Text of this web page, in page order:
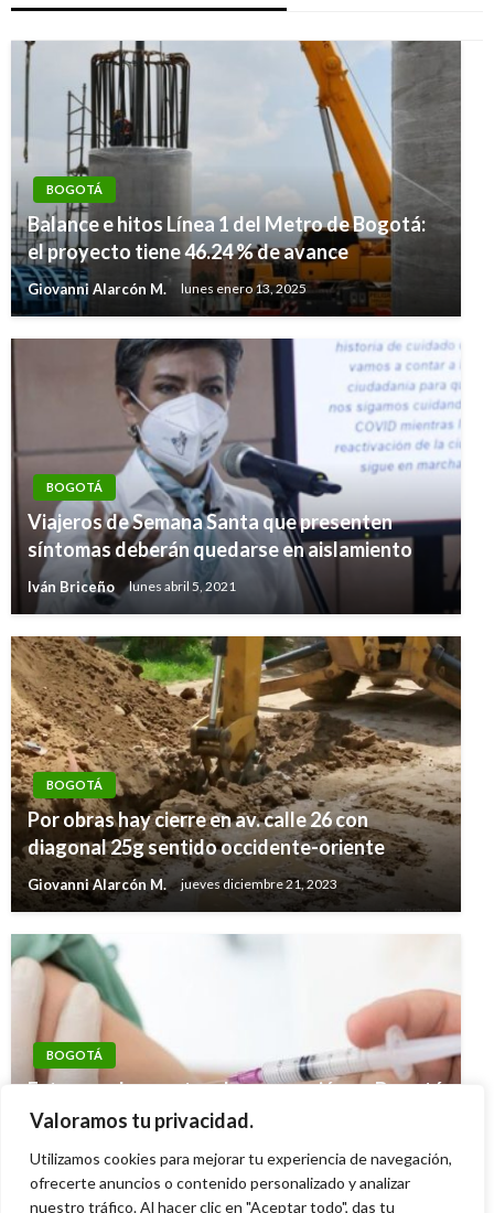
Valoramos tu privacidad.
Utilizamos cookies para mejorar tu experiencia de navegación,
ofrecerte anuncios o contenido personalizado y analizar
nuestro tráfico. Al hacer clic en "Aceptar todo", das tu
BOGOTÁ
Balance e hitos Línea 1 del Metro de Bogotá:
el proyecto tiene 46.24 % de avance
Giovanni Alarcón M. lunes enero 13, 2025
BOGOTÁ
Viajeros de Semana Santa que presenten
síntomas deberán quedarse en aislamiento
Iván Briceño lunes abril 5, 2021
BOGOTÁ
Por obras hay cierre en av. calle 26 con
diagonal 25g sentido occidente-oriente
Giovanni Alarcón M. jueves diciembre 21, 2023
BOGOTÁ
Estos son los puntos de vacunación en Bogotá
contra poliomielitis, sarampión, difteria, tos
Giovanni Alarcón M. martes enero 20, 2026